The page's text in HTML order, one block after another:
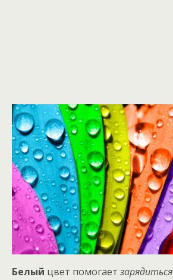
Белый цвет помогает зарядиться